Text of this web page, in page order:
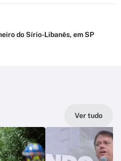
do Sírio-Libanês, em SP
Ver tudo